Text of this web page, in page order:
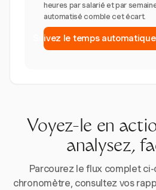
heures par salarié et par
automatisé comble cet écart.
Suivez le temps
Voyez-le en
analysez,
Parcourez le flux complet
chronomètre, consultez vos